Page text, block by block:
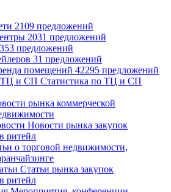
2109 предложений
2031 предложений
353 предложений
31 предложений
помещений 42295 предложений
ТЦ и СП Статистика по ТЦ и СП
рынка коммерческой
Новости рынка закупок
ритейл
о торговой недвижимости,
Статьи рынка закупок
ритейл